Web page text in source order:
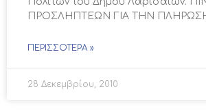
ΠΡΟΣΛΗΠΤΕΩΝ ΓΙΑ ΤΗΝ
ΠΕΡΙΣΣΌΤΕΡΑ »
28 Δεκεμβρίου, 2010